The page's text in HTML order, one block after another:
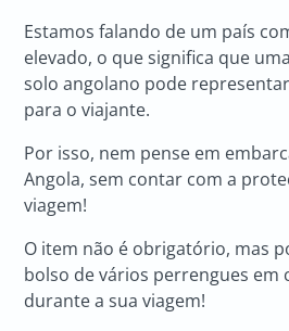
Estamos falando de um país
elevado, o que significa que
solo angolano pode
para o viajante.
Por isso, nem pense em
Angola, sem contar com a
viagem!
O item não é obrigatório, mas
bolso de vários perrengues em
durante a sua viagem!